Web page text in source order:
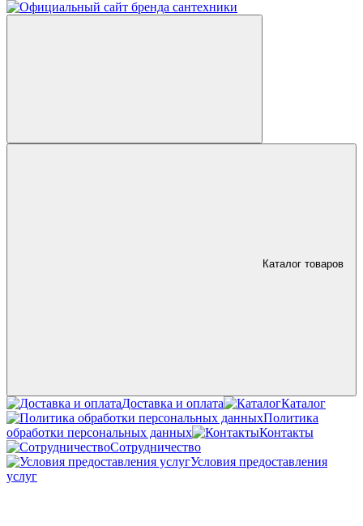
Каталог товаров
Доставка и оплата
Каталог
Политика
обработки персональных данных
Контакты
Сотрудничество
Условия предоставления
услуг